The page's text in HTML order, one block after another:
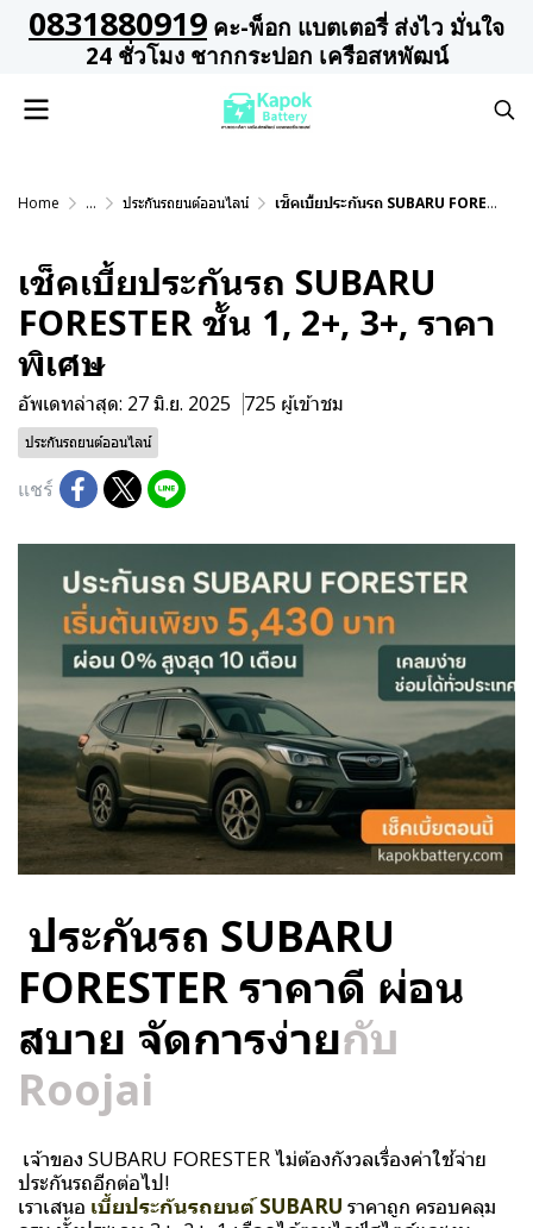
0831880919 คะ-พ็อก แบตเตอรี่ ส่งไว มั่นใจ
24 ชั่วโมง ชากกระปอก เครือสหพัฒน์
Home ... ประกันรถยนต์ออนไลน์ เช็คเบี้ยประกันรถ SUBARU FORESTER ชั้น 1, 2+, 3+, ราคาพิเศษ
เช็คเบี้ยประกันรถ SUBARU
FORESTER ชั้น 1, 2+, 3+, ราคา
พิเศษ
อัพเดทล่าสุด: 27 มิ.ย. 2025 725 ผู้เข้าชม
ประกันรถยนต์ออนไลน์
แชร์
ประกันรถ SUBARU
FORESTER ราคาดี ผ่อน
สบาย จัดการง่ายกับ
Roojai
เจ้าของ SUBARU FORESTER ไม่ต้องกังวลเรื่องค่าใช้จ่าย
ประกันรถอีกต่อไป!
เราเสนอ เบี้ยประกันรถยนต์ SUBARU ราคาถูก ครอบคลุม